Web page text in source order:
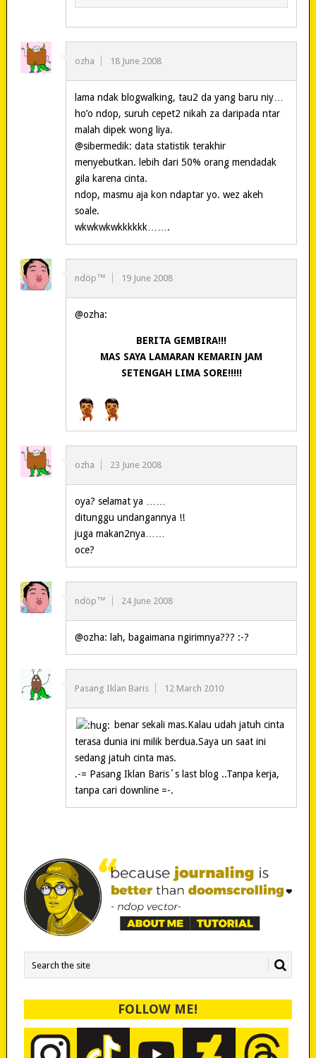
ozha 18 June 2008
lama ndak blogwalking, tau2 da yang baru niy…
ho’o ndop, suruh cepet2 nikah za daripada ntar
malah dipek wong liya.
@sibermedik: data statistik terakhir
menyebutkan. lebih dari 50% orang mendadak
gila karena cinta.
ndop, masmu aja kon ndaptar yo. wez akeh
soale.
wkwkwkwkkkkkk…….
ndöp™ 19 June 2008
@ozha:
BERITA GEMBIRA!!!
MAS SAYA LAMARAN KEMARIN JAM
SETENGAH LIMA SORE!!!!!
ozha 23 June 2008
oya? selamat ya ……
ditunggu undangannya !!
juga makan2nya……
oce?
ndöp™ 24 June 2008
@ozha: lah, bagaimana ngirimnya??? :-?
Pasang Iklan Baris 12 March 2010
benar sekali mas.Kalau udah jatuh cinta
terasa dunia ini milik berdua.Saya un saat ini
sedang jatuh cinta mas.
.-= Pasang Iklan Baris´s last blog ..Tanpa kerja,
tanpa cari downline =-.
FOLLOW ME!